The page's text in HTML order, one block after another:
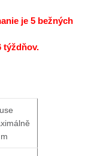
je 5 bežných
týždňov.